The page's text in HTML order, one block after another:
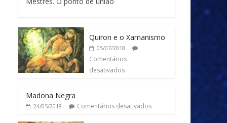
Quiron e o Xamanismo
05/07/2018
Comentários
desativados
Madona Negra
24/05/2018 Comentários desativados